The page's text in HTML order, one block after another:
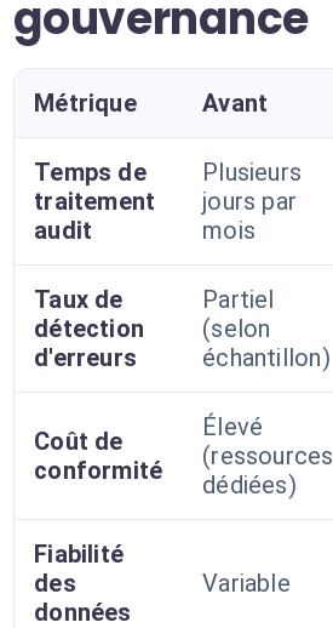
gouvernance
Métrique Avant
Temps de
traitement
audit
Plusieurs
jours par
mois
Taux de
détection
d'erreurs
Partiel
(selon
échantillon)
Coût de
conformité
Élevé
(ressources
dédiées)
Fiabilité
des
données
Variable